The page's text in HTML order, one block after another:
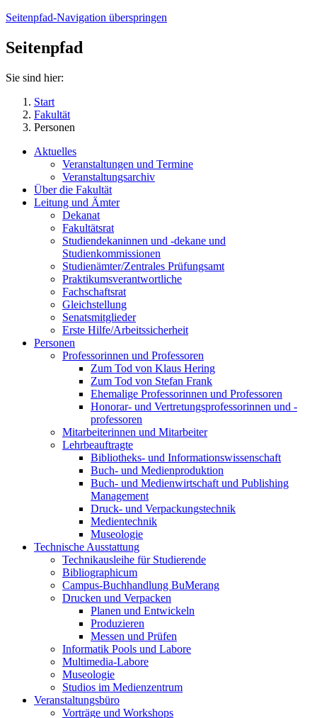
Seitenpfad-Navigation überspringen
Seitenpfad
Sie sind hier:
Start
Fakultät
Personen
Aktuelles
Veranstaltungen und Termine
Veranstaltungsarchiv
Über die Fakultät
Leitung und Ämter
Dekanat
Fakultätsrat
Studiendekaninnen und -dekane und
Studienkommissionen
Studienämter/Zentrales Prüfungsamt
Praktikumsverantwortliche
Fachschaftsrat
Gleichstellung
Senatsmitglieder
Erste Hilfe/Arbeitssicherheit
Personen
Professorinnen und Professoren
Zum Tod von Klaus Hering
Zum Tod von Stefan Frank
Ehemalige Professorinnen und Professoren
Honorar- und Vertretungsprofessorinnen und -
professoren
Mitarbeiterinnen und Mitarbeiter
Lehrbeauftragte
Bibliotheks- und Informationswissenschaft
Buch- und Medienproduktion
Buch- und Medienwirtschaft und Publishing
Management
Druck- und Verpackungstechnik
Medientechnik
Museologie
Technische Ausstattung
Technikausleihe für Studierende
Bibliographicum
Campus-Buchhandlung BuMerang
Drucken und Verpacken
Planen und Entwickeln
Produzieren
Messen und Prüfen
Informatik Pools und Labore
Multimedia-Labore
Museologie
Studios im Medienzentrum
Veranstaltungsbüro
Vorträge und Workshops